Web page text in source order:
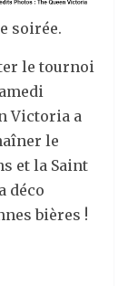
soirée.
le tournoi
Victoria a
le
et la Saint
déco
bières !